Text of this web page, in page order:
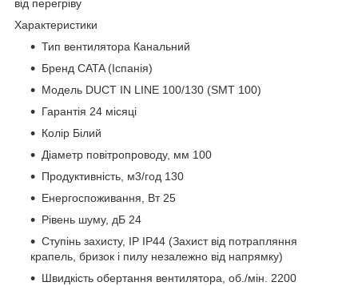
від перегріву
Характеристики
Тип вентилятора Канальний
Бренд CATA (Іспанія)
Модель DUCT IN LINE 100/130 (SMT 100)
Гарантія 24 місяці
Колір Білий
Діаметр повітропроводу, мм 100
Продуктивність, м3/год 130
Енергоспоживання, Вт 25
Рівень шуму, дБ 24
Ступінь захисту, IP IP44 (Захист від потрапляння
крапель, бризок і пилу незалежно від напрямку)
Швидкість обертання вентилятора, об./мін. 2200